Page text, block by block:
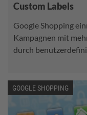
Custom Labels
Google Shopping
Kampagnen mit
durch
GOOGLE SHOPPING